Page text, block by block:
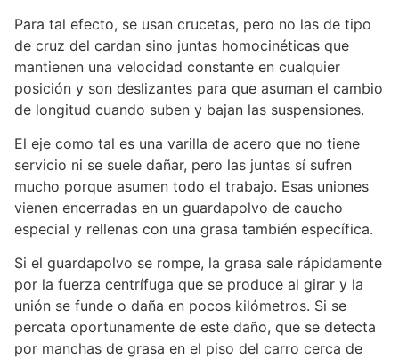
Para tal efecto, se usan crucetas, pero no las de tipo
de cruz del cardan sino juntas homocinéticas que
mantienen una velocidad constante en cualquier
posición y son deslizantes para que asuman el cambio
de longitud cuando suben y bajan las suspensiones.
El eje como tal es una varilla de acero que no tiene
servicio ni se suele dañar, pero las juntas sí sufren
mucho porque asumen todo el trabajo. Esas uniones
vienen encerradas en un guardapolvo de caucho
especial y rellenas con una grasa también específica.
Si el guardapolvo se rompe, la grasa sale rápidamente
por la fuerza centrífuga que se produce al girar y la
unión se funde o daña en pocos kilómetros. Si se
percata oportunamente de este daño, que se detecta
por manchas de grasa en el piso del carro cerca de